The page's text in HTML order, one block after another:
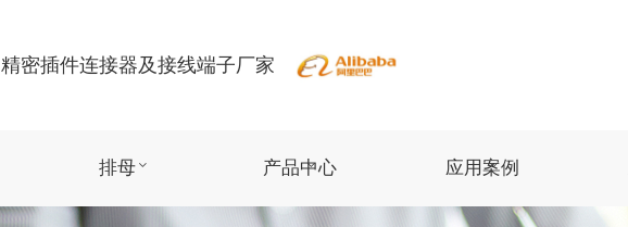
精密插件连接器及接线端子厂家
排母 产品中心 应用案例